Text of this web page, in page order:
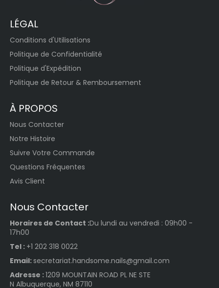
LÉGAL
Conditions d'Utilisations
Politique de Confidentialité
Politique d'Expédition
Politique de Retour & Remboursement
À PROPOS
Nous Contacter
Notre Histoire
Suivre Votre Commande
Questions Fréquentes
Avis Client
Nous Contacter
Horaires de Contact :Du lundi au vendredi : 09h00 -
17h00
Tel : +1 202 318 0022
Email: secretariat.handsome.nails@gmail.com
Adresse :1209 MOUNTAIN ROAD PL NE STE
N Albuquerque, NM 87110